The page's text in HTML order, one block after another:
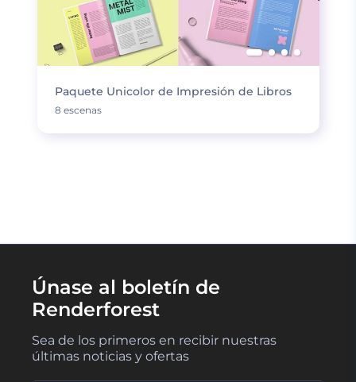
Paquete Unicolor de Impresión de Libros
8 escenas
Únase al boletín de
Renderforest
Sea de los primeros en recibir nuestras
últimas noticias y ofertas